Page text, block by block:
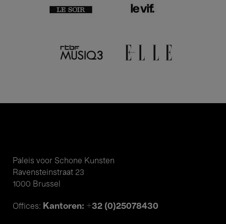
Paleis voor Schone Kunsten
Ravensteinstraat 23
1000 Brussel
Offices: Kantoren: +32 (0)25078430